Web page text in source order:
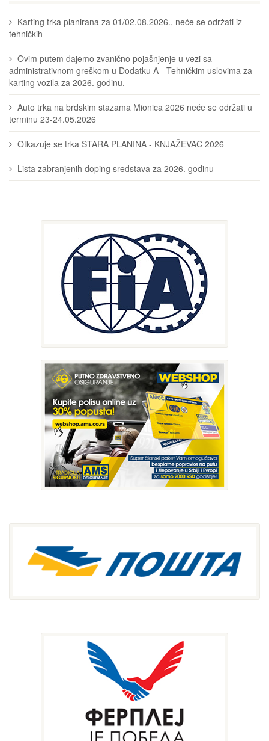
Karting trka planirana za 01/02.08.2026., neće se održati iz
tehničkih
Ovim putem dajemo zvanično pojašnjenje u vezi sa
administrativnom greškom u Dodatku A - Tehničkim uslovima za
karting vozila za 2026. godinu.
Auto trka na brdskim stazama Mionica 2026 neće se održati u
terminu 23-24.05.2026
Otkazuje se trka STARA PLANINA - KNJAŽEVAC 2026
Lista zabranjenih doping sredstava za 2026. godinu